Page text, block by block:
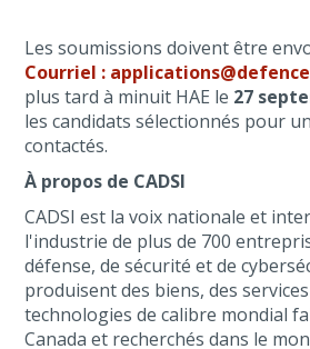
Les soumissions doivent être
Courriel :
plus tard à minuit HAE le 27
les candidats sélectionnés pour
contactés.
À propos de CADSI
CADSI est la voix nationale et
l'industrie de plus de 700
défense, de sécurité et de
produisent des biens, des
technologies de calibre mondial
Canada et recherchés dans le